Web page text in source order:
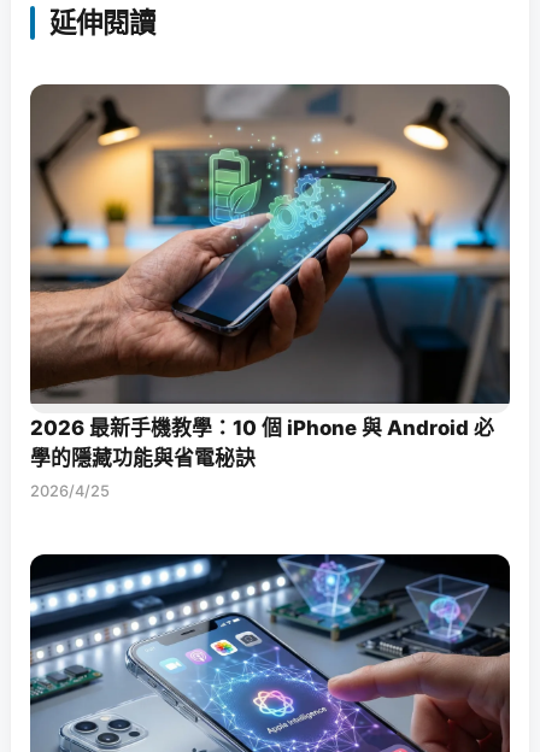
延伸閱讀
2026 最新手機教學：10 個 iPhone 與 Android 必
學的隱藏功能與省電秘訣
2026/4/25